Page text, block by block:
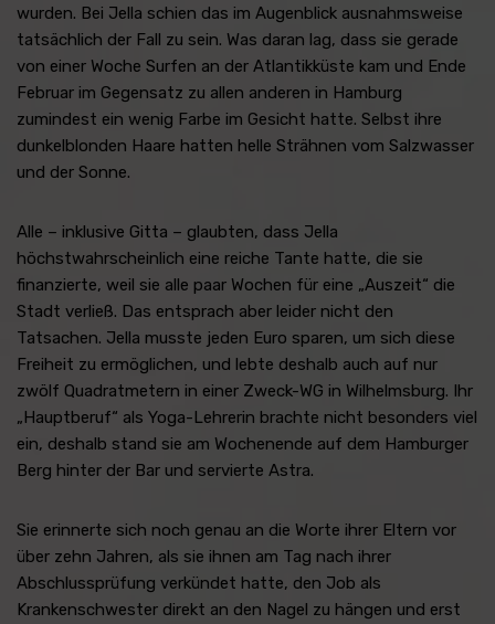
wurden. Bei Jella schien das im Augenblick ausnahmsweise
tatsächlich der Fall zu sein. Was daran lag, dass sie gerade
von einer Woche Surfen an der Atlantikküste kam und Ende
Februar im Gegensatz zu allen anderen in Hamburg
zumindest ein wenig Farbe im Gesicht hatte. Selbst ihre
dunkelblonden Haare hatten helle Strähnen vom Salzwasser
und der Sonne.
Alle – inklusive Gitta – glaubten, dass Jella
höchstwahrscheinlich eine reiche Tante hatte, die sie
finanzierte, weil sie alle paar Wochen für eine „Auszeit“ die
Stadt verließ. Das entsprach aber leider nicht den
Tatsachen. Jella musste jeden Euro sparen, um sich diese
Freiheit zu ermöglichen, und lebte deshalb auch auf nur
zwölf Quadratmetern in einer Zweck-WG in Wilhelmsburg. Ihr
„Hauptberuf“ als Yoga-Lehrerin brachte nicht besonders viel
ein, deshalb stand sie am Wochenende auf dem Hamburger
Berg hinter der Bar und servierte Astra.
Sie erinnerte sich noch genau an die Worte ihrer Eltern vor
über zehn Jahren, als sie ihnen am Tag nach ihrer
Abschlussprüfung verkündet hatte, den Job als
Krankenschwester direkt an den Nagel zu hängen und erst